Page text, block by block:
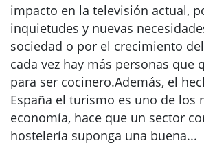
impacto en la televisión actual,
inquietudes y nuevas
sociedad o por el crecimiento
cada vez hay más personas que
para ser cocinero.Además, el
España el turismo es uno de los
economía, hace que un sector
hostelería suponga una buena...